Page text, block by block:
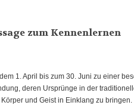
zum Kennenlernen
1. April bis zum 30. Juni zu einer
deren Ursprünge in der
und Geist in Einklang zu bringen.